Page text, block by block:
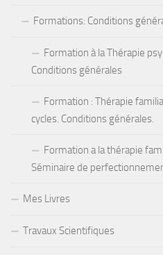
Formations: Conditions
Formation à la Thérapie
Conditions générales
Formation : Thérapie
cycles. Conditions générales.
Formation a la thérapie
Séminaire de
Mes Livres
Travaux Scientifiques